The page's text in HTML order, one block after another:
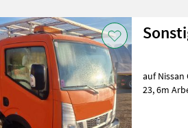
auf Nissan
23, 6m